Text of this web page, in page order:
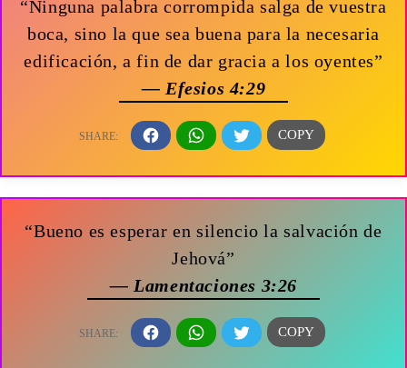
“Ninguna palabra corrompida salga de vuestra
boca, sino la que sea buena para la necesaria
edificación, a fin de dar gracia a los oyentes”
— Efesios 4:29
“Bueno es esperar en silencio la salvación de
Jehová”
— Lamentaciones 3:26